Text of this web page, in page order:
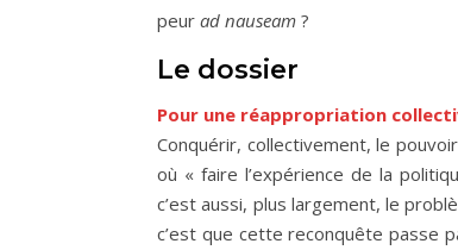
peur ad nauseam ?
Le dossier
Pour une réappropriation
Conquérir, collectivement, le
où « faire l’expérience de la
c’est aussi, plus largement, le
c’est que cette reconquête passe